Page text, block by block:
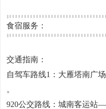
食宿服务：
交通指南：
自驾车路线1：大雁塔南广
。
920公交路线：城南客运